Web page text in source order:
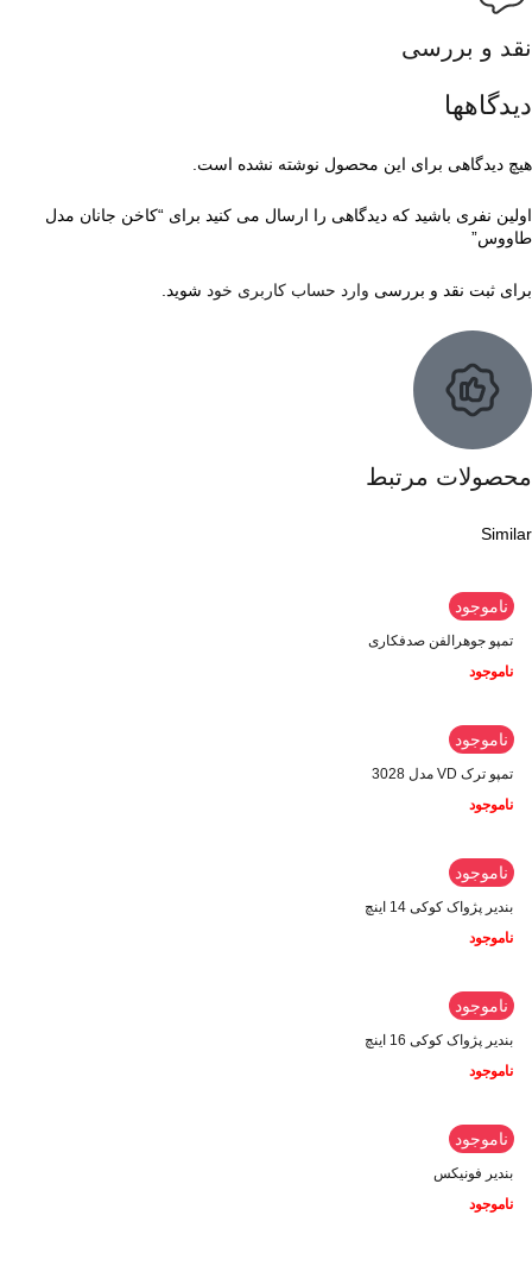
نقد و بررسی
دیدگاهها
هیچ دیدگاهی برای این محصول نوشته نشده است.
اولین نفری باشید که دیدگاهی را ارسال می کنید برای “کاخن جانان مدل
طاووس”
برای ثبت نقد و بررسی وارد حساب کاربری خود شوید.
محصولات مرتبط
Similar
ناموجود
تمپو جوهرالفن صدفکاری
ناموجود
ناموجود
تمپو ترک VD مدل 3028
ناموجود
ناموجود
بندیر پژواک کوکی 14 اینچ
ناموجود
ناموجود
بندیر پژواک کوکی 16 اینچ
ناموجود
ناموجود
بندیر فونیکس
ناموجود